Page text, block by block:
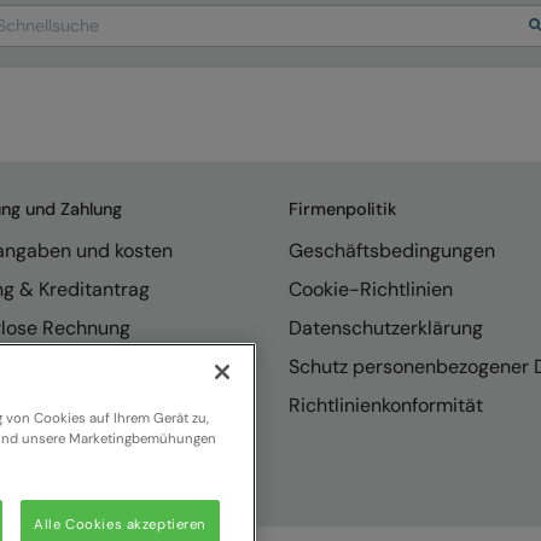
und Zahlung
und kosten
& Kreditantrag
Rechnung
Firmenpolitik
Geschäftsbedingungen
Cookie-Richtlinien
Datenschutzerklärung
Schutz personenbezogener
Richtlinienkonformität
Cookies auf Ihrem Gerät zu,
unsere Marketingbemühungen
Alle Cookies akzeptieren